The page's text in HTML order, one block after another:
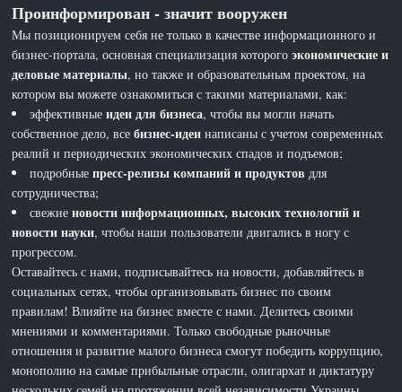
Проинформирован - значит вооружен
Мы позиционируем себя не только в качестве информационного и
бизнес-портала, основная специализация которогоэкономические и
деловые материалы, но также и образовательным проектом, на
котором вы можете ознакомиться с такими материалами, как:
эффективныеидеи для бизнеса, чтобы вы могли начать
собственное дело, всебизнес-идеи написаны с учетом современных
реалий и периодических экономических спадов и подъемов;
подробныепресс-релизы компаний и продуктов для
сотрудничества;
свежиеновости информационных, высоких технологий и
новости науки, чтобы наши пользователи двигались в ногу с
прогрессом.
Оставайтесь с нами, подписывайтесь на новости, добавляйтесь в
социальных сетях, чтобы организовывать бизнес по своим
правилам! Влияйте на бизнес вместе с нами. Делитесь своими
мнениями и комментариями. Только свободные рыночные
отношения и развитие малого бизнеса смогут победить коррупцию,
монополию на самые прибыльные отрасли, олигархат и диктатуру